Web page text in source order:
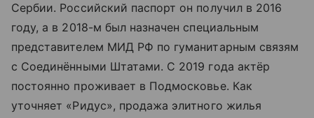
Сербии. Российский паспорт он получил в 2016
году, а в 2018-м был назначен специальным
представителем МИД РФ по гуманитарным связям
с Соединёнными Штатами. С 2019 года актёр
постоянно проживает в Подмосковье. Как
уточняет «Ридус», продажа элитного жилья